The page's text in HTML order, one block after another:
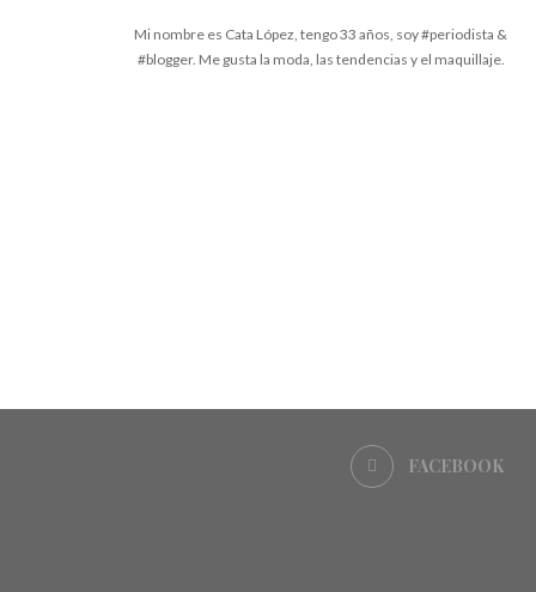
Mi nombre es Cata López, tengo 33 años, soy #periodista &
#blogger. Me gusta la moda, las tendencias y el maquillaje.
FACEBOOK